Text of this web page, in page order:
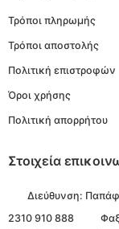
Τρόποι πληρωμής
Τρόποι αποστολής
Πολιτική επιστροφών
Όροι χρήσης
Πολιτική απορρήτου
Στοιχεία
Διεύθυνση:
2310 910 888